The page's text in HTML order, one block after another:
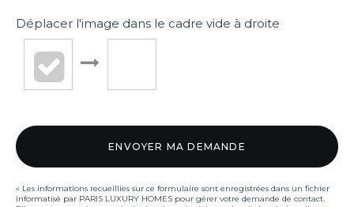
Déplacer l'image dans le cadre vide à droite
« Les informations recueillies sur ce formulaire sont enregistrées dans un fichier
informatisé par PARIS LUXURY HOMES pour gérer votre demande de contact.